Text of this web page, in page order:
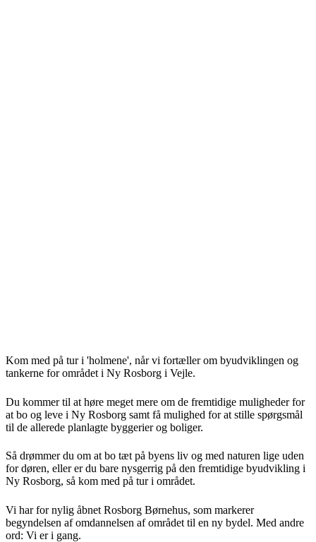
Kom med på tur i 'holmene', når vi fortæller om byudviklingen og
tankerne for området i Ny Rosborg i Vejle.
Du kommer til at høre meget mere om de fremtidige muligheder for
at bo og leve i Ny Rosborg samt få mulighed for at stille spørgsmål
til de allerede planlagte byggerier og boliger.
Så drømmer du om at bo tæt på byens liv og med naturen lige uden
for døren, eller er du bare nysgerrig på den fremtidige byudvikling i
Ny Rosborg, så kom med på tur i området.
Vi har for nylig åbnet Rosborg Børnehus, som markerer
begyndelsen af omdannelsen af området til en ny bydel. Med andre
ord: Vi er i gang.